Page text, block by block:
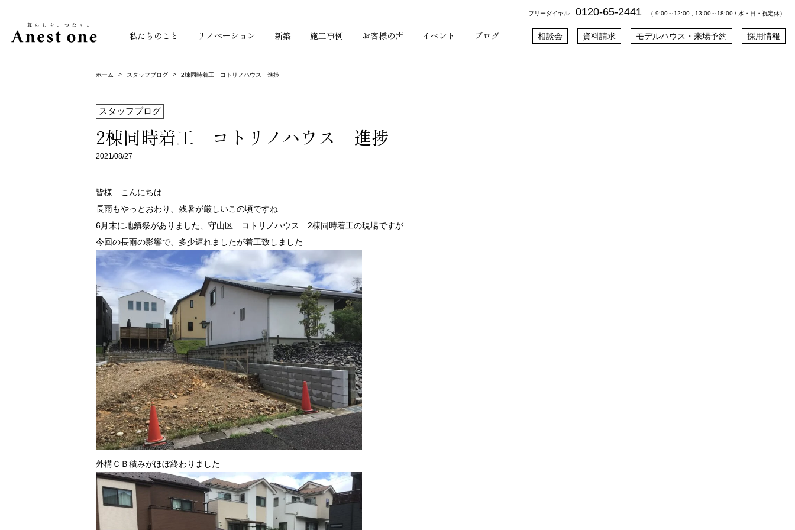
フリーダイヤル 0120-65-2441 （ 9:00～12:00 , 13:00～18:00 / 水・日・祝定休）
私たちのこと リノベーション 新築 施工事例 お客様の声 イベント ブログ 相談会 資料請求 モデルハウス・来場予約 採用情報
ホーム > スタッフブログ > 2棟同時着工 コトリノハウス 進捗
スタッフブログ
2棟同時着工 コトリノハウス 進捗
2021/08/27
皆様 こんにちは
長雨もやっとおわり、残暑が厳しいこの頃ですね
6月末に地鎮祭がありました、守山区 コトリノハウス 2棟同時着工の現場ですが
今回の長雨の影響で、多少遅れましたが着工致しました
外構ＣＢ積みがほぼ終わりました